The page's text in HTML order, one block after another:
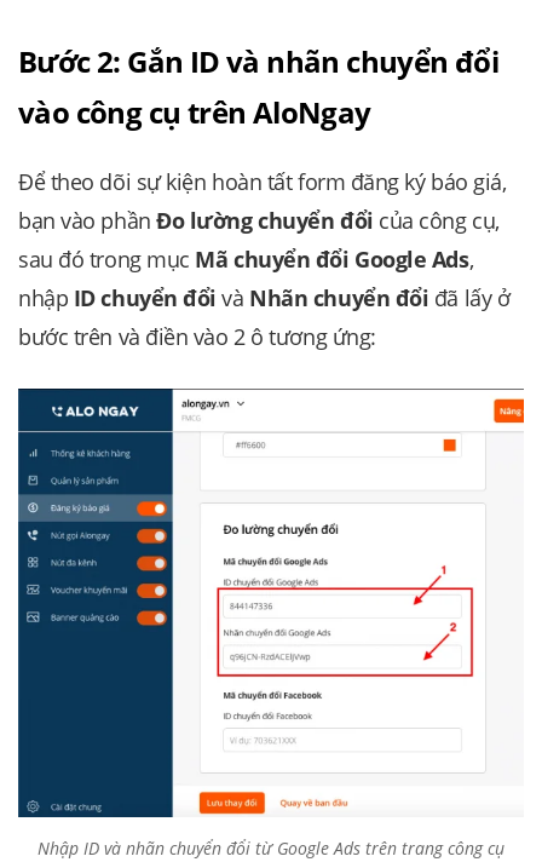
Bước 2: Gắn ID và nhãn chuyển đổi
vào công cụ trên AloNgay
Để theo dõi sự kiện hoàn tất form đăng ký báo giá,
bạn vào phầnĐo lường chuyển đổi của công cụ,
sau đó trong mục Mã chuyển đổi Google Ads,
nhập ID chuyển đổi và Nhãn chuyển đổi đã lấy ở
bước trên và điền vào 2 ô tương ứng:
Nhập ID và nhãn chuyển đổi từ Google Ads trên trang công cụ